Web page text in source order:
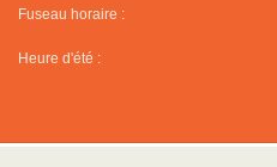
Fuseau horaire :
Heure d'été :